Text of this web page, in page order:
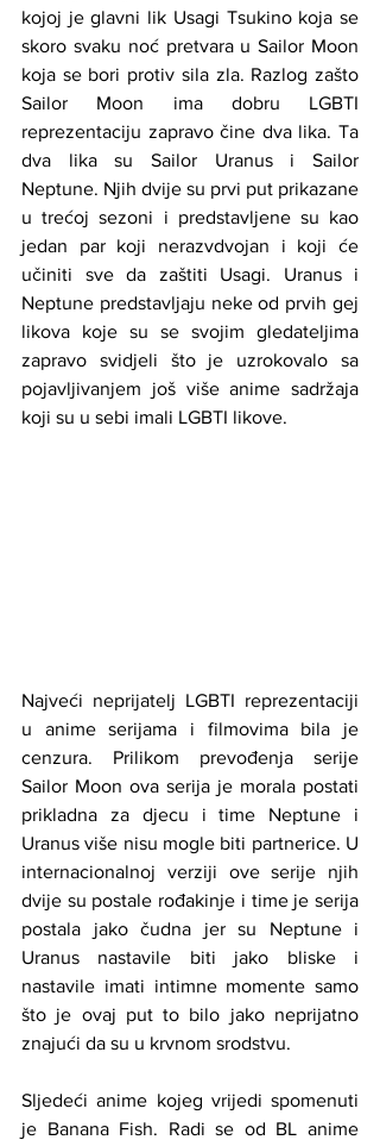
kojoj je glavni lik Usagi Tsukino koja se
skoro svaku noć pretvara u Sailor Moon
koja se bori protiv sila zla. Razlog zašto
Sailor Moon ima dobru LGBTI
reprezentaciju zapravo čine dva lika. Ta
dva lika su Sailor Uranus i Sailor
Neptune. Njih dvije su prvi put prikazane
u trećoj sezoni i predstavljene su kao
jedan par koji nerazvdvojan i koji će
učiniti sve da zaštiti Usagi. Uranus i
Neptune predstavljaju neke od prvih gej
likova koje su se svojim gledateljima
zapravo svidjeli što je uzrokovalo sa
pojavljivanjem još više anime sadržaja
koji su u sebi imali LGBTI likove.
Najveći neprijatelj LGBTI reprezentaciji
u anime serijama i filmovima bila je
cenzura. Prilikom prevođenja serije
Sailor Moon ova serija je morala postati
prikladna za djecu i time Neptune i
Uranus više nisu mogle biti partnerice. U
internacionalnoj verziji ove serije njih
dvije su postale rođakinje i time je serija
postala jako čudna jer su Neptune i
Uranus nastavile biti jako bliske i
nastavile imati intimne momente samo
što je ovaj put to bilo jako neprijatno
znajući da su u krvnom srodstvu.
Sljedeći anime kojeg vrijedi spomenuti
je Banana Fish. Radi se od BL anime